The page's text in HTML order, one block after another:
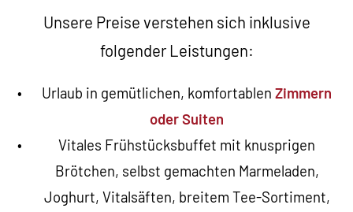
Unsere Preise verstehen sich inklusive
folgender Leistungen:
Urlaub in gemütlichen, komfortablenZimmern
oder Suiten
Vitales Frühstücksbuffet mit knusprigen
Brötchen, selbst gemachten Marmeladen,
Joghurt, Vitalsäften, breitem Tee-Sortiment,